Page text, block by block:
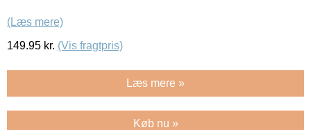
(Læs mere)
149.95 kr. (Vis fragtpris)
Læs mere »
Køb nu »